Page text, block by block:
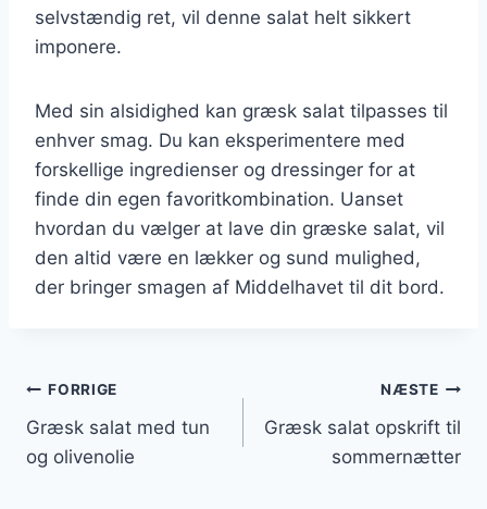
selvstændig ret, vil denne salat helt sikkert
imponere.
Med sin alsidighed kan græsk salat tilpasses til
enhver smag. Du kan eksperimentere med
forskellige ingredienser og dressinger for at
finde din egen favoritkombination. Uanset
hvordan du vælger at lave din græske salat, vil
den altid være en lækker og sund mulighed,
der bringer smagen af Middelhavet til dit bord.
Indlægsnavigation
FORRIGE
Græsk salat med tun
og olivenolie
NÆSTE
Græsk salat opskrift til
sommernætter